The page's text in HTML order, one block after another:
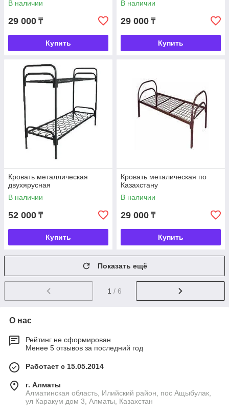
В наличии
29 000 ₸
Купить
В наличии
29 000 ₸
Купить
Кровать металлическая
двухярусная
В наличии
52 000 ₸
Купить
Кровать металическая по
Казахстану
В наличии
29 000 ₸
Купить
Показать ещё
1 / 6
О нас
Рейтинг не сформирован
Менее 5 отзывов за последний год
Работает с 15.05.2014
г. Алматы
Алматинская область, Илийский район, пос Ащыбулак,
ул Каракум дом 3, Алматы, Казахстан